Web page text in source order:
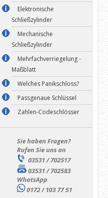
Elektronische
Schließzylinder
Mechanische
Schließzylinder
Mehrfachverriegelung -
Maßblatt
Welches Panikschloss?
Passgenaue Schlüssel
Zahlen-Codeschlösser
Sie haben Fragen?
Rufen Sie uns an
03531 / 702517
03531 / 702583
WhatsApp
0172 / 103 77 51